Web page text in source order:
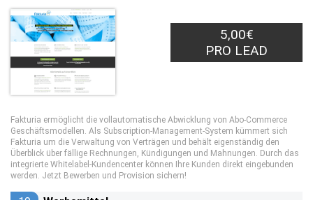
5,00€
PRO LEAD
Fakturia ermöglicht die vollautomatische Abwicklung von Abo-Commerce
Geschäftsmodellen. Als Subscription-Management-System kümmert sich
Fakturia um die Verwaltung von Verträgen und behält eigenständig den
Überblick über fällige Rechnungen, Kündigungen und Mahnungen. Durch das
integrierte Whitelabel-Kundencenter können Ihre Kunden direkt eingebunden
werden. Jetzt Bewerben und Provision sichern!